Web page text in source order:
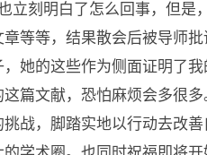
立刻明白了怎么回事，但是
等等，结果散会后被导师
她的这些作为侧面证明了
篇文献，恐怕麻烦会多很多
，脚踏实地以行动去改善